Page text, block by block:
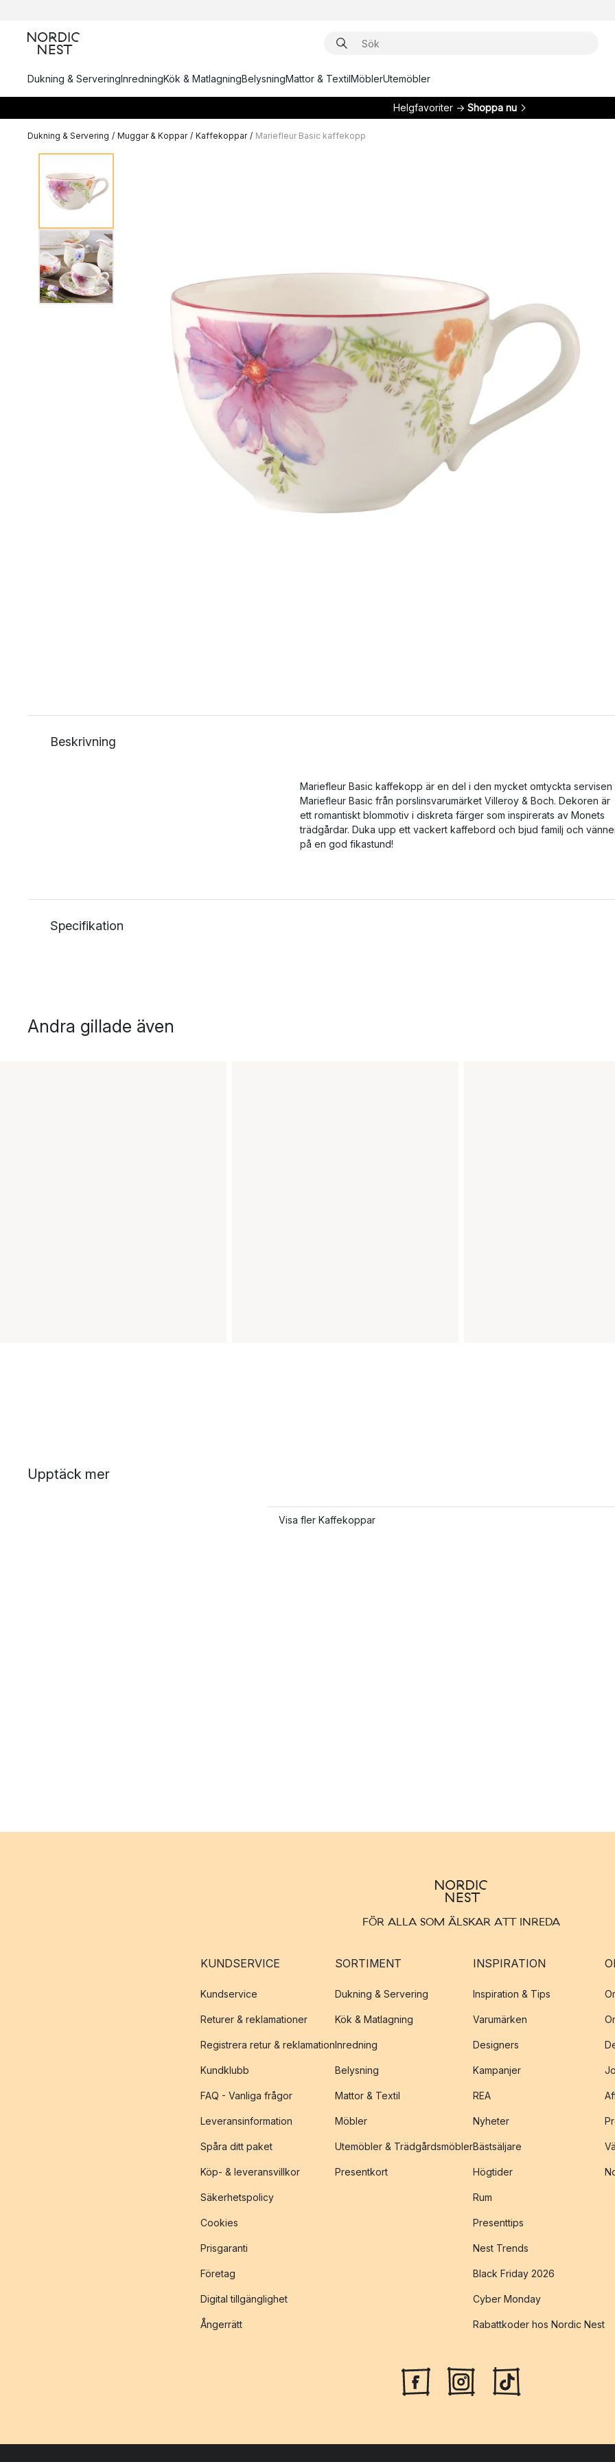
Dukning & ServeringInredningKök & MatlagningBelysningMattor & TextilMöblerUtemöbler
Helgfavoriter → Shoppa nu
Dukning & Servering / Muggar & Koppar / Kaffekoppar / Mariefleur Basic kaffekopp
Beskrivning
Mariefleur Basic kaffekopp är en del i den mycket omtyckta servisen
Mariefleur Basic från porslinsvarumärket Villeroy & Boch. Dekoren är
ett romantiskt blommotiv i diskreta färger som inspirerats av Monets
trädgårdar. Duka upp ett vackert kaffebord och bjud familj och
på en god fikastund!
Specifikation
Andra gillade även
Upptäck mer
Visa fler Kaffekoppar
FÖR ALLA SOM ÄLSKAR ATT INREDA
KUNDSERVICE
Kundservice
Returer & reklamationer
Registrera retur & reklamation
Kundklubb
FAQ - Vanliga frågor
Leveransinformation
Spåra ditt paket
Köp- & leveransvillkor
Säkerhetspolicy
Cookies
Prisgaranti
Företag
Digital tillgänglighet
Ångerrätt
SORTIMENT
Dukning & Servering
Kök & Matlagning
Inredning
Belysning
Mattor & Textil
Möbler
Utemöbler & Trädgårdsmöbler
Presentkort
INSPIRATION
Inspiration & Tips
Varumärken
Designers
Kampanjer
REA
Nyheter
Bästsäljare
Högtider
Rum
Presenttips
Nest Trends
Black Friday 2026
Cyber Monday
Rabattkoder hos Nordic Nest